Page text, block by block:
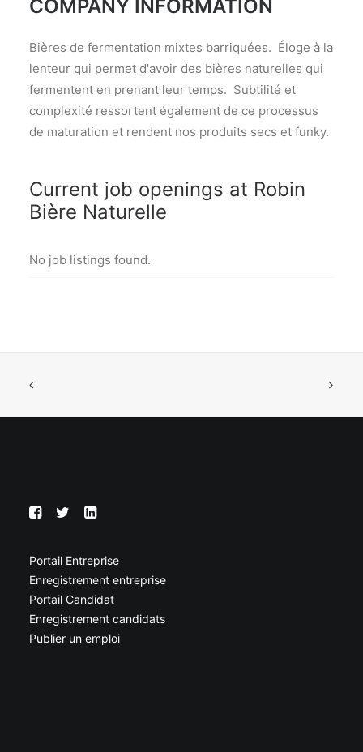
COMPANY INFORMATION
Bières de fermentation mixtes barriquées. Éloge à la
lenteur qui permet d'avoir des bières naturelles qui
fermentent en prenant leur temps. Subtilité et
complexité ressortent également de ce processus
de maturation et rendent nos produits secs et funky.
Current job openings at Robin
Bière Naturelle
No job listings found.
Portail Entreprise
Enregistrement entreprise
Portail Candidat
Enregistrement candidats
Publier un emploi